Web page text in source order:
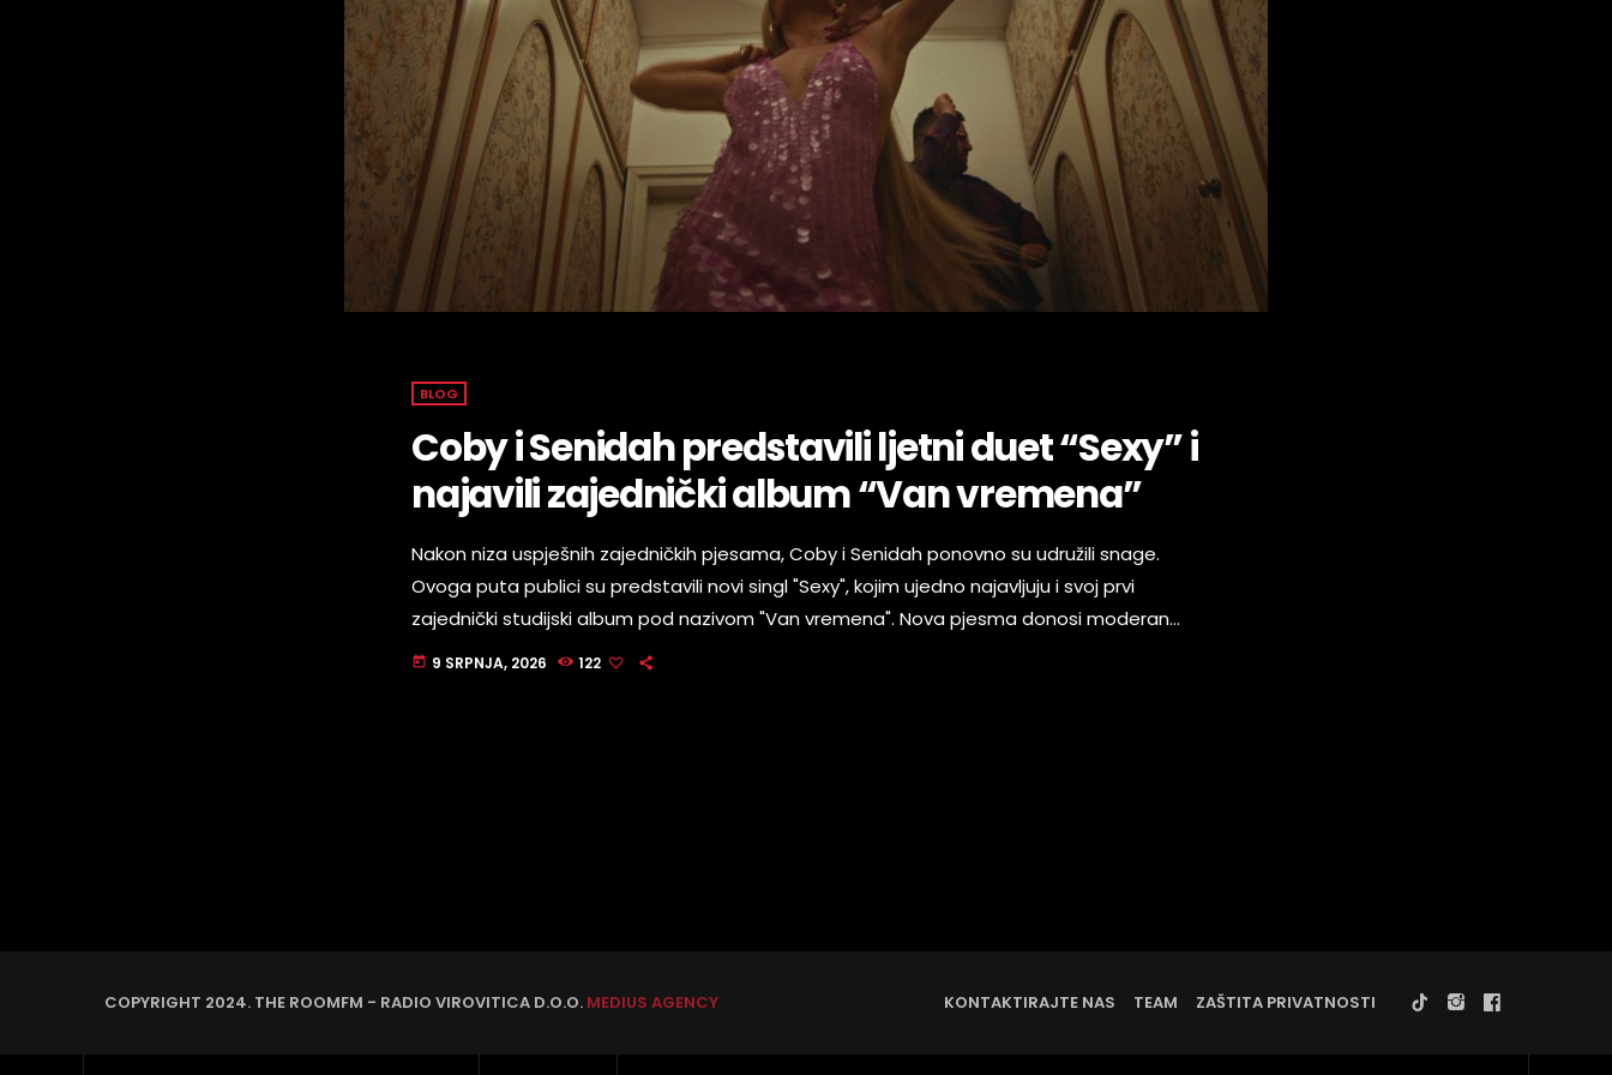
BLOG
Coby i Senidah predstavili ljetni duet “Sexy” i
najavili zajednički album “Van vremena”
Nakon niza uspješnih zajedničkih pjesama, Coby i Senidah ponovno su udružili snage.
Ovoga puta publici su predstavili novi singl "Sexy", kojim ujedno najavljuju i svoj prvi
zajednički studijski album pod nazivom "Van vremena". Nova pjesma donosi moderan
spoj popa, trapa i elektroničkih elemenata, prepoznatljiv zvuk po kojem su oboje
today 9 SRPNJA, 2026 122
COPYRIGHT 2024. THE ROOMFM - RADIO VIROVITICA D.O.O. MEDIUS AGENCY KONTAKTIRAJTE NAS TEAM ZAŠTITA PRIVATNOSTI